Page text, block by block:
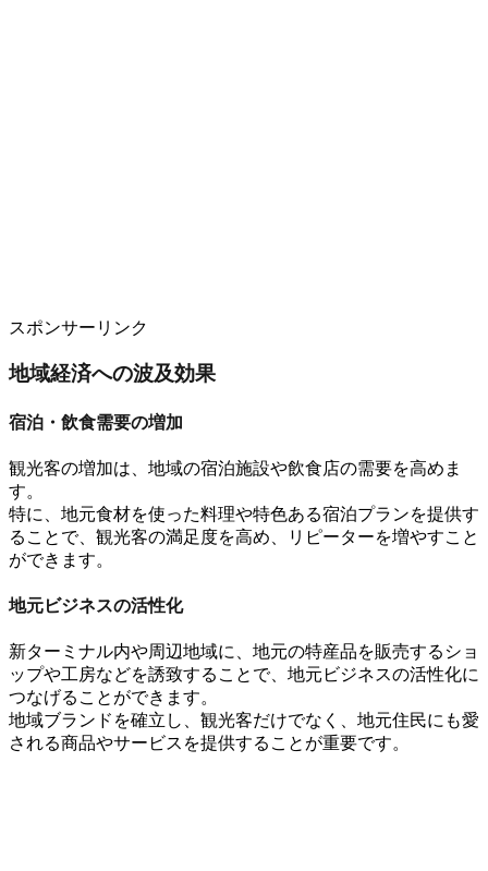
スポンサーリンク
地域経済への波及効果
宿泊・飲食需要の増加
観光客の増加は、 地域の宿泊施設や飲食店の需要を高めま
す。
特に、 地元食材を使った料理や特色ある宿泊プランを提供す
ることで、 観光客の満足度を高め、 リピーターを増やすこと
ができます。
地元ビジネスの活性化
新ターミナル内や周辺地域に、 地元の特産品を販売する ショ
ップや工房などを誘致することで、 地元ビジネスの活性化に
つなげることができます。
地域ブランド を確立し、 観光客だけでなく、 地元住民にも愛
される商品やサービスを提供することが重要です。